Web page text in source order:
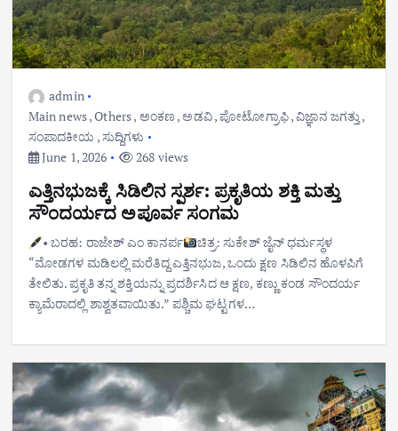
admin
Main news,Others, ಅಂಕಣ ,ಅಡವಿ,ಪೋಟೋಗ್ರಾಫಿ,ವಿಜ್ಞಾನ ಜಗತ್ತು ,
ಸಂಪಾದಕೀಯ ,ಸುದ್ದಿಗಳು
June 1, 2026
268 views
ಎತ್ತಿನಭುಜಕ್ಕೆ ಸಿಡಿಲಿನ ಸ್ಪರ್ಶ: ಪ್ರಕೃತಿಯ ಶಕ್ತಿ ಮತ್ತು
ಸೌಂದರ್ಯದ ಅಪೂರ್ವ ಸಂಗಮ
• ಬರಹ: ರಾಜೇಶ್ ಎಂ ಕಾನರ್ಪ
ಚಿತ್ರ: ಸುಕೇಶ್ ಜೈನ್ ಧರ್ಮಸ್ಥಳ
“ಮೋಡಗಳ ಮಡಿಲಲ್ಲಿ ಮರೆತಿದ್ದ ಎತ್ತಿನಭುಜ, ಒಂದು ಕ್ಷಣ ಸಿಡಿಲಿನ ಹೊಳಪಿಗೆ
ತೇಲಿತು. ಪ್ರಕೃತಿ ತನ್ನ ಶಕ್ತಿಯನ್ನು ಪ್ರದರ್ಶಿಸಿದ ಆ ಕ್ಷಣ, ಕಣ್ಣು ಕಂಡ ಸೌಂದರ್ಯ
ಕ್ಯಾಮೆರಾದಲ್ಲಿ ಶಾಶ್ವತವಾಯಿತು.” ಪಶ್ಚಿಮ ಘಟ್ಟಗಳ…